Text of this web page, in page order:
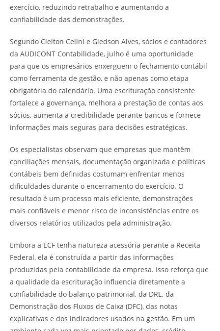
exercício, reduzindo retrabalho e aumentando a
confiabilidade das demonstrações.
Segundo Cleiton Celini e Gledson Alves, sócios e contadores
da AUDICONT Contabilidade, julho é uma oportunidade
para que os empresários enxerguem o fechamento contábil
como ferramenta de gestão, e não apenas como etapa
obrigatória do calendário. Uma escrituração consistente
fortalece a governança, melhora a prestação de contas aos
sócios, aumenta a credibilidade perante bancos e fornece
informações mais seguras para decisões estratégicas.
Os especialistas observam que empresas que mantêm
conciliações mensais, documentação organizada e políticas
contábeis bem definidas costumam enfrentar menos
dificuldades durante o encerramento do exercício. O
resultado é um processo mais eficiente, demonstrações
mais confiáveis e menor risco de inconsistências entre os
diversos relatórios utilizados pela administração.
Embora a ECF tenha natureza acessória perante a Receita
Federal, ela é construída a partir das informações
produzidas pela contabilidade da empresa. Isso reforça que
a qualidade da escrituração influencia diretamente a
confiabilidade do balanço patrimonial, da DRE, da
Demonstração dos Fluxos de Caixa (DFC), das notas
explicativas e dos indicadores usados na gestão. Em um